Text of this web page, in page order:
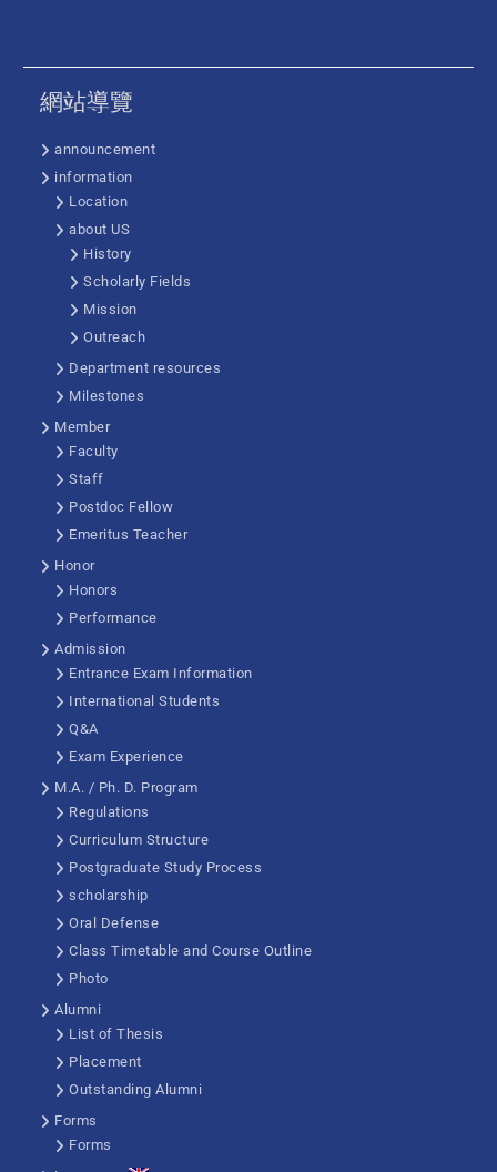
網站導覽
announcement
information
Location
about US
History
Scholarly Fields
Mission
Outreach
Department resources
Milestones
Member
Faculty
Staff
Postdoc Fellow
Emeritus Teacher
Honor
Honors
Performance
Admission
Entrance Exam Information
International Students
Q&A
Exam Experience
M.A. / Ph. D. Program
Regulations
Curriculum Structure
Postgraduate Study Process
scholarship
Oral Defense
Class Timetable and Course Outline
Photo
Alumni
List of Thesis
Placement
Outstanding Alumni
Forms
Forms